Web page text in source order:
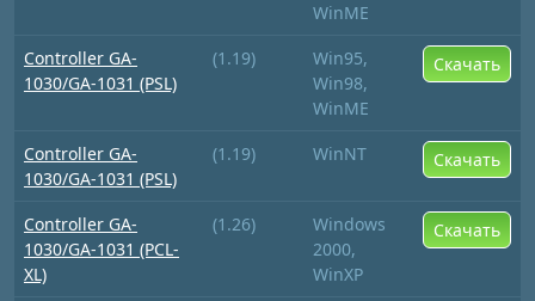
WinME
Controller GA-
1030/GA-1031 (PSL)
(1.19)
Win95,
Win98,
WinME
Скачать
Controller GA-
1030/GA-1031 (PSL)
(1.19) WinNT Скачать
Controller GA-
1030/GA-1031 (PCL-
XL)
(1.26)
Windows
2000,
WinXP
Скачать